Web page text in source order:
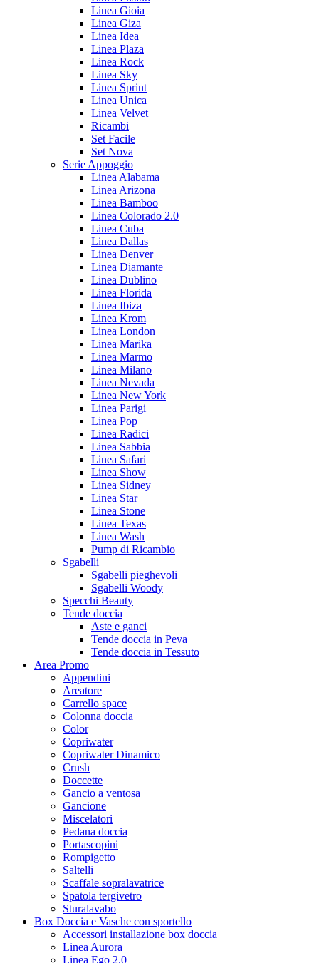
Linea Gioia
Linea Giza
Linea Idea
Linea Plaza
Linea Rock
Linea Sky
Linea Sprint
Linea Unica
Linea Velvet
Ricambi
Set Facile
Set Nova
Serie Appoggio
Linea Alabama
Linea Arizona
Linea Bamboo
Linea Colorado 2.0
Linea Cuba
Linea Dallas
Linea Denver
Linea Diamante
Linea Dublino
Linea Florida
Linea Ibiza
Linea Krom
Linea London
Linea Marika
Linea Marmo
Linea Milano
Linea Nevada
Linea New York
Linea Parigi
Linea Pop
Linea Radici
Linea Sabbia
Linea Safari
Linea Show
Linea Sidney
Linea Star
Linea Stone
Linea Texas
Linea Wash
Pump di Ricambio
Sgabelli
Sgabelli pieghevoli
Sgabelli Woody
Specchi Beauty
Tende doccia
Aste e ganci
Tende doccia in Peva
Tende doccia in Tessuto
Area Promo
Appendini
Areatore
Carrello space
Colonna doccia
Color
Copriwater
Copriwater Dinamico
Crush
Doccette
Gancio a ventosa
Gancione
Miscelatori
Pedana doccia
Portascopini
Rompigetto
Saltelli
Scaffale sopralavatrice
Spatola tergivetro
Sturalavabo
Box Doccia e Vasche con sportello
Accessori installazione box doccia
Linea Aurora
Linea Ego 2.0